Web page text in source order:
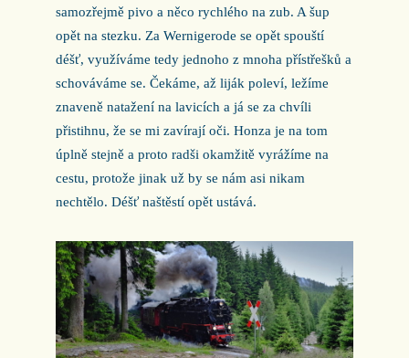
samozřejmě pivo a něco rychlého na zub. A šup
opět na stezku. Za Wernigerode se opět spouští
déšť, využíváme tedy jednoho z mnoha přístřešků a
schováváme se. Čekáme, až liják poleví, ležíme
znaveně natažení na lavicích a já se za chvíli
přistihnu, že se mi zavírají oči. Honza je na tom
úplně stejně a proto radši okamžitě vyrážíme na
cestu, protože jinak už by se nám asi nikam
nechtělo. Déšť naštěstí opět ustává.